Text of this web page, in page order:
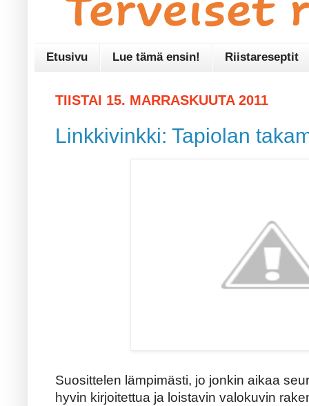
Etusivu Lue tämä ensin! Riistareseptit
TIISTAI 15. MARRASKUUTA 2011
Linkkivinkki: Tapiolan
Suosittelen lämpimästi, jo jonkin aikaa
hyvin kirjoitettua ja loistavin valokuvin